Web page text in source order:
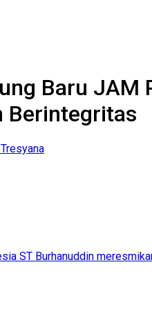
Baru JAM
Berintegritas